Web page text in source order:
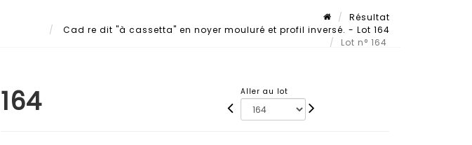
Résultat
Cad re dit "à cassetta" en noyer mouluré et profil inversé. - Lot 164
Lot n° 164
164 Aller au lot